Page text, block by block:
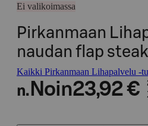
Ei valikoimassa
Pirkanmaan
naudan flap steak
Kaikki Pirkanmaan Lihapalvelu -
n. Noin23,92 €